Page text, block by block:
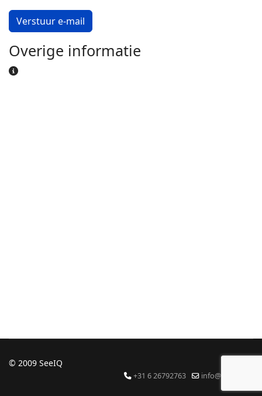
Captcha*
Verstuur e-mail
Overige informatie
Overige informatie
© 2009 SeeIQ
+31 6 26792763 info@seeiq.nl